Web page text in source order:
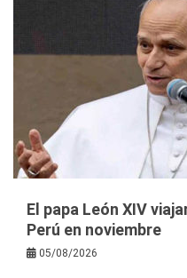
El papa León XIV
Perú en noviembre
05/08/2026